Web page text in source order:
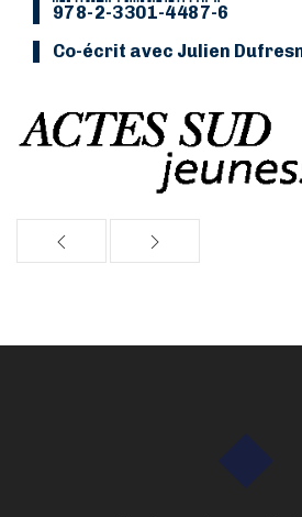
978-2-3301-4487-6
Co-écrit avec Julien